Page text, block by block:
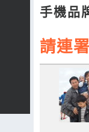
手機品
請連